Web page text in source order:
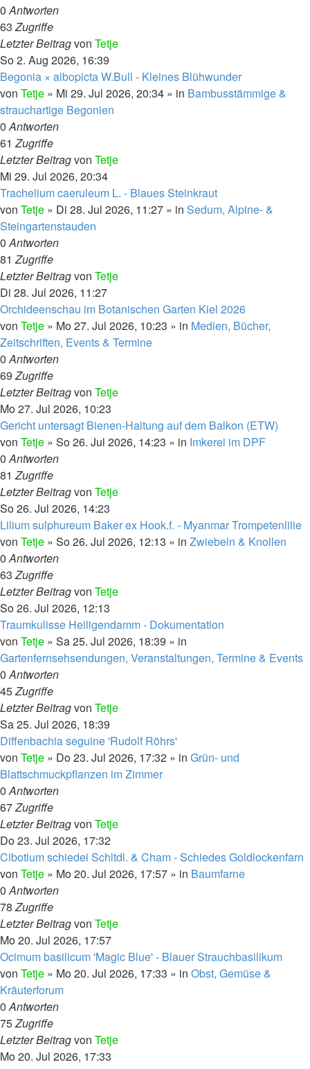
0Antworten
63Zugriffe
Letzter Beitragvon Tetje
So 2. Aug 2026, 16:39
Begonia × albopicta W.Bull - Kleines Blühwunder
von Tetje » Mi 29. Jul 2026, 20:34 » in Bambusstämmige &
strauchartige Begonien
0Antworten
61Zugriffe
Letzter Beitragvon Tetje
Mi 29. Jul 2026, 20:34
Trachelium caeruleum L. - Blaues Steinkraut
von Tetje » Di 28. Jul 2026, 11:27 » in Sedum, Alpine- &
Steingartenstauden
0Antworten
81Zugriffe
Letzter Beitragvon Tetje
Di 28. Jul 2026, 11:27
Orchideenschau im Botanischen Garten Kiel 2026
von Tetje » Mo 27. Jul 2026, 10:23 » in Medien, Bücher,
Zeitschriften, Events & Termine
0Antworten
69Zugriffe
Letzter Beitragvon Tetje
Mo 27. Jul 2026, 10:23
Gericht untersagt Bienen-Haltung auf dem Balkon (ETW)
von Tetje » So 26. Jul 2026, 14:23 » in Imkerei im DPF
0Antworten
81Zugriffe
Letzter Beitragvon Tetje
So 26. Jul 2026, 14:23
Lilium sulphureum Baker ex Hook.f. - Myanmar Trompetenlilie
von Tetje » So 26. Jul 2026, 12:13 » in Zwiebeln & Knollen
0Antworten
63Zugriffe
Letzter Beitragvon Tetje
So 26. Jul 2026, 12:13
Traumkulisse Heiligendamm - Dokumentation
von Tetje » Sa 25. Jul 2026, 18:39 » in
Gartenfernsehsendungen, Veranstaltungen, Termine & Events
0Antworten
45Zugriffe
Letzter Beitragvon Tetje
Sa 25. Jul 2026, 18:39
Diffenbachia seguine 'Rudolf Röhrs'
von Tetje » Do 23. Jul 2026, 17:32 » in Grün- und
Blattschmuckpflanzen im Zimmer
0Antworten
67Zugriffe
Letzter Beitragvon Tetje
Do 23. Jul 2026, 17:32
Cibotium schiedei Schltdl. & Cham - Schiedes Goldlockenfarn
von Tetje » Mo 20. Jul 2026, 17:57 » in Baumfarne
0Antworten
78Zugriffe
Letzter Beitragvon Tetje
Mo 20. Jul 2026, 17:57
Ocimum basilicum 'Magic Blue' - Blauer Strauchbasilikum
von Tetje » Mo 20. Jul 2026, 17:33 » in Obst, Gemüse &
Kräuterforum
0Antworten
75Zugriffe
Letzter Beitragvon Tetje
Mo 20. Jul 2026, 17:33